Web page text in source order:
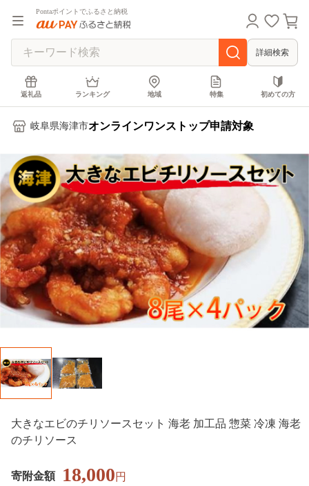
Pontaポイントでふるさと納税
詳細検索
返礼品 ランキング 地域 特集 初めての方
岐阜県海津市オンラインワンストップ申請対象
大きなエビのチリソースセット 海老 加工品 惣菜 冷凍 海老
のチリソース
寄附金額 18,000円